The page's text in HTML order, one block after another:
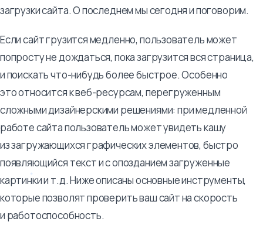
загрузки сайта. О последнем мы сегодня и поговорим.
Если сайт грузится медленно, пользователь может
попросту не дождаться, пока загрузится вся страница,
и поискать что-нибудь более быстрое. Особенно
это относится к веб-ресурсам, перегруженным
сложными дизайнерскими решениями: при медленной
работе сайта пользователь может увидеть кашу
из загружающихся графических элементов, быстро
появляющийся текст и с опозданием загруженные
картинки и т.д. Ниже описаны основные инструменты,
которые позволят проверить ваш сайт на скорость
и работоспособность.